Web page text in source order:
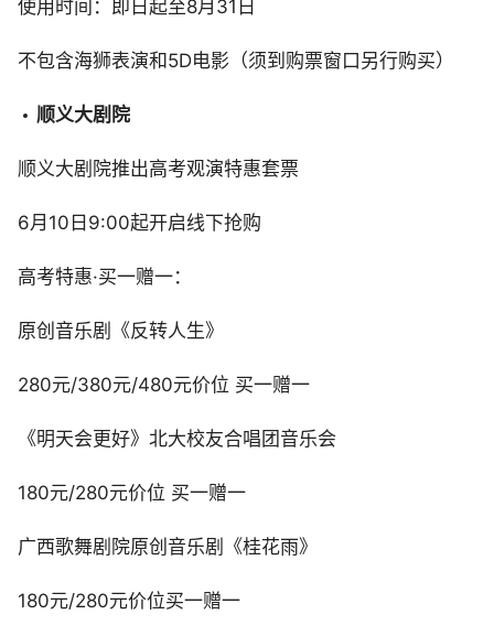
使用时间：即日起至8月31日
不包含海狮表演和5D电影（须到购票窗口另行购买）
顺义大剧院
顺义大剧院推出高考观演特惠套票
6月10日9:00起开启线下抢购
高考特惠·买一赠一：
原创音乐剧《反转人生》
280元/380元/480元价位 买一赠一
《明天会更好》北大校友合唱团音乐会
180元/280元价位 买一赠一
广西歌舞剧院原创音乐剧《桂花雨》
180元/280元价位买一赠一